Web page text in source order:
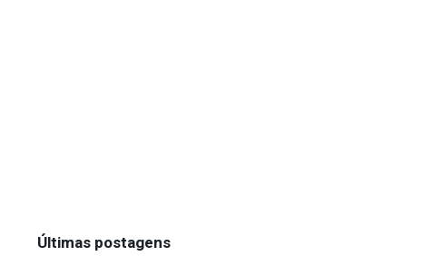
Últimas postagens